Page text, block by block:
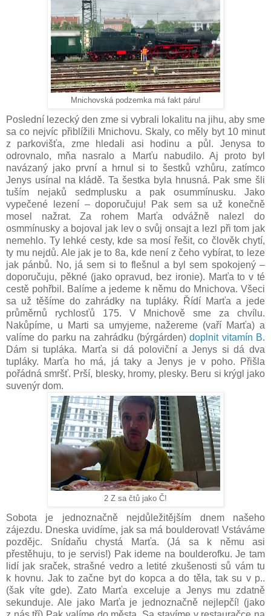
Mnichovská podzemka má fakt páru!
Poslední lezecký den zme si vybrali lokalitu na jihu, aby sme
sa co nejvíc přiblížili Mnichovu. Skaly, co měly byt 10 minut
z parkovišťa, zme hledali asi hodinu a půl. Jenysa to
odrovnalo, mňa nasralo a Marťu nabudilo. Aj proto byl
navázaný jako první a hrnul si to šestků vzhůru, zatímco
Jenys usínal na kládě. Ta šestka byla hnusná. Pak sme šli
tuším nejaků sedmplusku a pak osummínusku. Jako
vypečené lezení – doporučuju! Pak sem sa už konečně
mosel nažrat. Za rohem Marťa odvážně nalezl do
osmmínusky a bojoval jak lev o svůj onsajt a lezl při tom jak
nemehlo. Ty lehké cesty, kde sa mosí řešit, co člověk chytí,
ty mu nejdů. Ale jak je to 8a, kde není z čeho vybírat, to leze
jak pánbů. No, já sem si to flešnul a byl sem spokojený –
doporučuju, pěkné (jako opravud, bez ironie). Marťa to v té
cestě pohřbil. Balíme a jedeme k němu do Mnichova. Všeci
sa už těšíme do zahrádky na tupláky. Řídí Marťa a jede
průměrnů rychlosťů 175. V Mnichově sme za chvílu.
Nakůpíme, u Marti sa umyjeme, nažereme (vaří Marťa) a
valíme do parku na zahrádku (býrgárden)doplnit vitamín B.
Dám si tupláka. Marťa si dá poloviční a Jenys si dá dva
tupláky. Marťa ho má, já taky a Jenys je v poho. Přišla
pořádná smršť. Prší, blesky, hromy, plesky. Beru si krýgl jako
suvenýr dom.
2 Z sa čtů jako Č!
Sobota je jednoznačně nejdůležitějším dnem našeho
zájezdu. Dneska uvidíme, jak sa má boulderovat! Vstáváme
pozdějc. Snídaňu chystá Marťa. (Já sa k němu asi
přestěhuju, to je servis!) Pak ideme na boulderofku. Je tam
lidí jak sraček, strašné vedro a letité zkušenosti sů vám tu
k hovnu. Jak to začne byt do kopca a do těla, tak su v p..
(šak víte gde). Zato Marťa exceluje a Jenys mu zdatně
sekunduje. Ale jako Marťa je jednoznačně nejlepčí! (jako